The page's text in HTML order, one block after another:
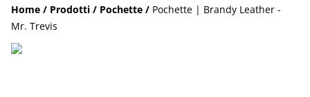
Home / Prodotti / Pochette / Pochette | Brandy Leather -
Mr. Trevis